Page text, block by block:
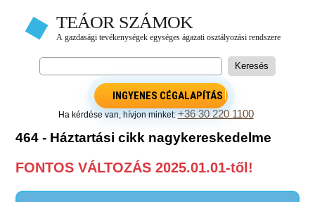
INGYENES CÉGALAPÍTÁS
Ha kérdése van, hívjon minket:+36 30 220 1100
464 - Háztartási cikk nagykereskedelme
FONTOS VÁLTOZÁS 2025.01.01-től!